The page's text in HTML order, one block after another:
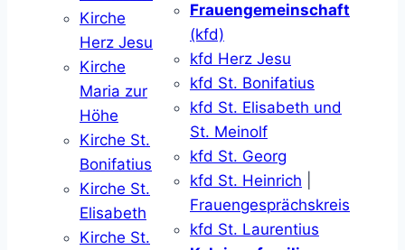
Kirche
Herz Jesu
Kirche
Maria zur
Höhe
Kirche St.
Bonifatius
Kirche St.
Elisabeth
Kirche St.
Frauengemeinschaft
(kfd)
kfd Herz Jesu
kfd St. Bonifatius
kfd St. Elisabeth und
St. Meinolf
kfd St. Georg
kfd St. Heinrich
Frauengesprächskreis
kfd St. Laurentius